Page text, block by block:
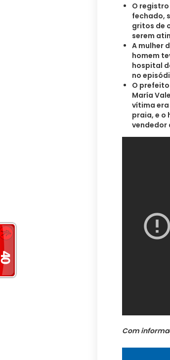
O
fechado,
gritos de
serem
A mulher
homem
hospital
no
O
María
vítima era
praia, e o
vendedor
Com